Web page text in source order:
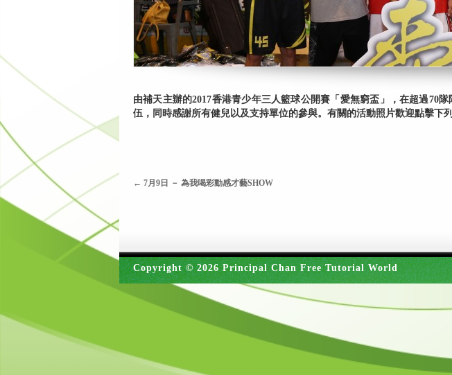
由補天主辦的2017香港青少年三人籃球公開賽「愛無窮盃」，在超過70
伍，同時感謝所有健兒以及支持單位的參與。有關的活動照片歡迎點擊下
← 7月9日 － 為我喝彩動感才藝SHOW
Copyright © 2026 Principal Chan Free Tutorial World